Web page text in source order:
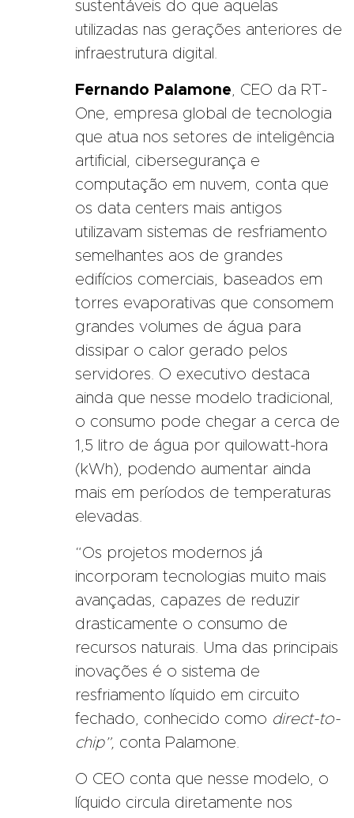
sustentáveis do que aquelas
utilizadas nas gerações anteriores de
infraestrutura digital.
Fernando Palamone , CEO da RT-
One, empresa global de tecnologia
que atua nos setores de inteligência
artificial, cibersegurança e
computação em nuvem, conta que
os data centers mais antigos
utilizavam sistemas de resfriamento
semelhantes aos de grandes
edifícios comerciais, baseados em
torres evaporativas que consomem
grandes volumes de água para
dissipar o calor gerado pelos
servidores. O executivo destaca
ainda que nesse modelo tradicional,
o consumo pode chegar a cerca de
1,5 litro de água por quilowatt-hora
(kWh), podendo aumentar ainda
mais em períodos de temperaturas
elevadas.
“Os projetos modernos já
incorporam tecnologias muito mais
avançadas, capazes de reduzir
drasticamente o consumo de
recursos naturais. Uma das principais
inovações é o sistema de
resfriamento líquido em circuito
fechado, conhecido como direct-to-
chip”, conta Palamone.
O CEO conta que nesse modelo, o
líquido circula diretamente nos